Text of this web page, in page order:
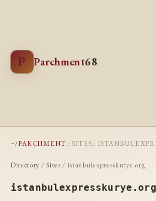
P Parchment68
~/PARCHMENT :: SITES ::
Directory /Sites / istanbulexpresskurye.org
istanbulexpresskurye.org